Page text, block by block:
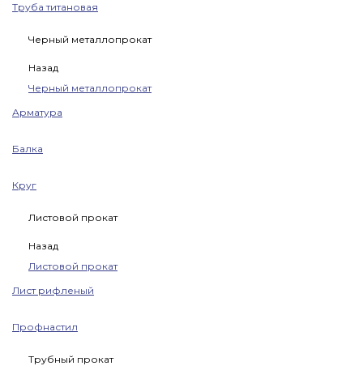
Труба титановая
Черный металлопрокат
Назад
Черный металлопрокат
Арматура
Балка
Круг
Листовой прокат
Назад
Листовой прокат
Лист рифленый
Профнастил
Трубный прокат